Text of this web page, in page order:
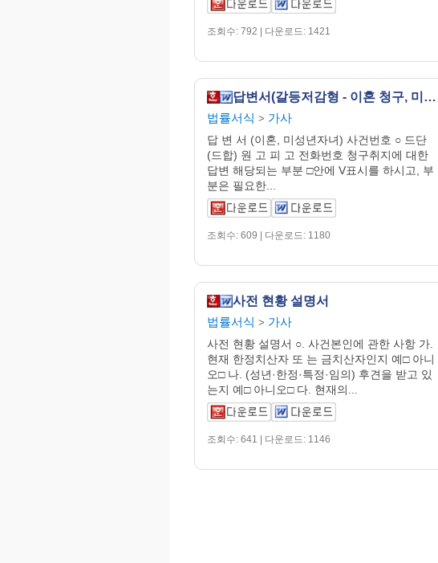
조회수: 792 | 다운로드: 1421
답변서(갈등저감형 - 이혼 청구, 미성년자녀가 있는 경우)
법률서식 > 가사
답 변 서 (이혼, 미성년자녀) 사건번호 ○ 드단
(드합) 원 고 피 고 전화번호 청구취지에 대한
답변 해당되는 부분 □안에 V표시를 하시고, 부
분은 필요한...
조회수: 609 | 다운로드: 1180
사전 현황 설명서
법률서식 > 가사
사전 현황 설명서 ○. 사건본인에 관한 사항 가.
현재 한정치산자 또 는 금치산자인지 예□ 아니
오□ 나. (성년·한정·특정·임의) 후견을 받고 있
는지 예□ 아니오□ 다. 현재의...
조회수: 641 | 다운로드: 1146